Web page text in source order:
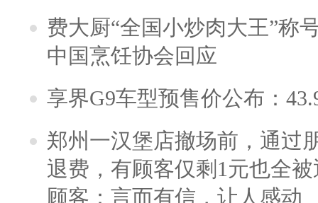
费大厨“全国小炒肉大王”称
中国烹饪协会回应
享界G9车型预售价公布：
郑州一汉堡店撤场前，通过
退费，有顾客仅剩1元也全
顾客：言而有信，让人感动